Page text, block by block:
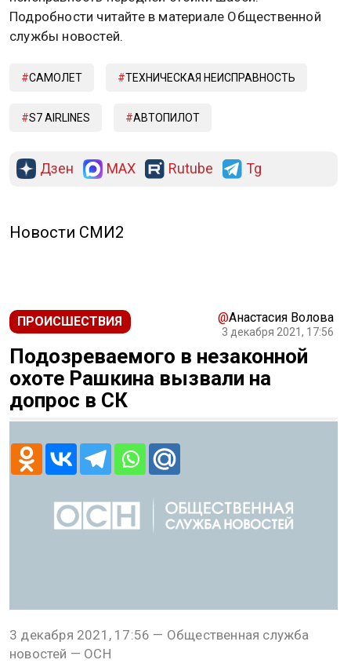
Подробности читайте в материале Общественной
службы новостей.
САМОЛЕТ ТЕХНИЧЕСКАЯ НЕИСПРАВНОСТЬ
S7 AIRLINES АВТОПИЛОТ
Дзен MAX Rutube Tg
Новости СМИ2
ПРОИСШЕСТВИЯ @Анастасия Волова
3 декабря 2021, 17:56
Подозреваемого в незаконной
охоте Рашкина вызвали на
допрос в СК
3 декабря 2021, 17:56 — Общественная служба
новостей — ОСН